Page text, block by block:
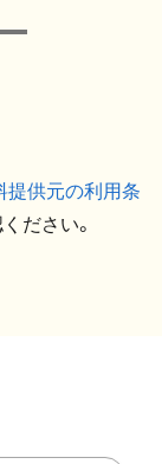
提供元の利用条
ださい。